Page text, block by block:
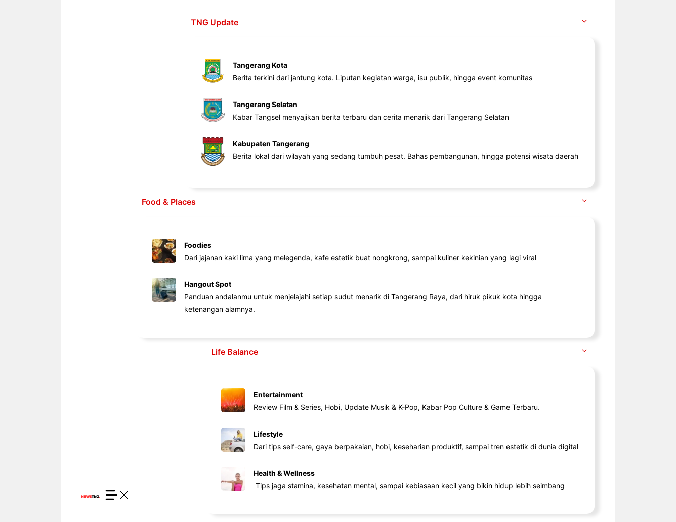
TNG Update
Tangerang Kota
Berita terkini dari jantung kota. Liputan kegiatan warga, isu publik, hingga event komunitas
Tangerang Selatan
Kabar Tangsel menyajikan berita terbaru dan cerita menarik dari Tangerang Selatan
Kabupaten Tangerang
Berita lokal dari wilayah yang sedang tumbuh pesat. Bahas pembangunan, hingga potensi wisata daerah
Food & Places
Foodies
Dari jajanan kaki lima yang melegenda, kafe estetik buat nongkrong, sampai kuliner kekinian yang lagi viral
Hangout Spot
Panduan andalanmu untuk menjelajahi setiap sudut menarik di Tangerang Raya, dari hiruk pikuk kota hingga
ketenangan alamnya.
Life Balance
Entertainment
Review Film & Series, Hobi, Update Musik & K-Pop, Kabar Pop Culture & Game Terbaru.
Lifestyle
Dari tips self-care, gaya berpakaian, hobi, keseharian produktif, sampai tren estetik di dunia digital
Health & Wellness
Tips jaga stamina, kesehatan mental, sampai kebiasaan kecil yang bikin hidup lebih seimbang